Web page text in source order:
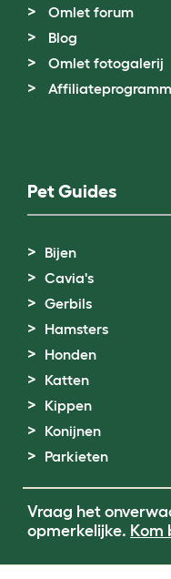
Omlet forum
Blog
Omlet fotogalerij
Pet Guides
Bijen
Cavia's
Gerbils
Hamsters
Honden
Katten
Kippen
Konijnen
Parkieten
Vraag het
opmerkelijke. Kom